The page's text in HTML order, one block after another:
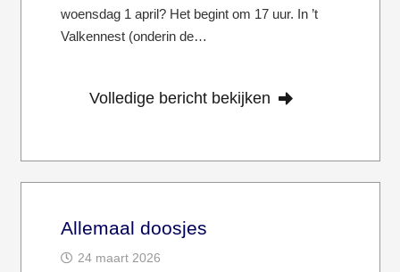
woensdag 1 april? Het begint om 17 uur. In ’t
Valkennest (onderin de…
Volledige bericht bekijken
Allemaal doosjes
24 maart 2026